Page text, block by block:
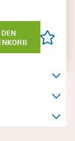
Artikel
setzen